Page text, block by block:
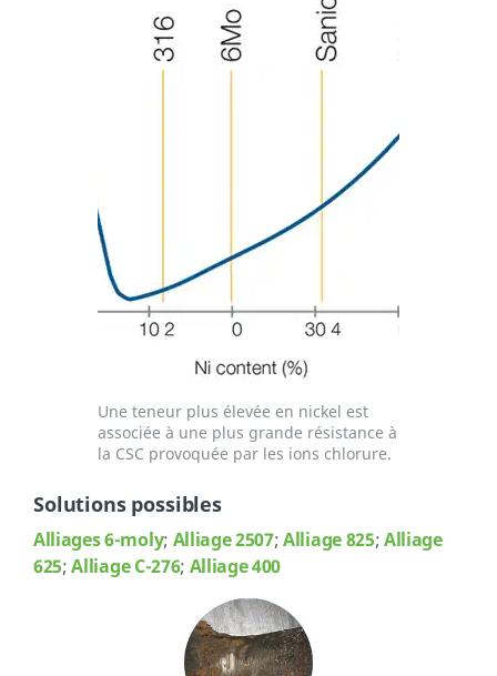
Une teneur plus élevée en nickel est
associée à une plus grande résistance à
la CSC provoquée par les ions chlorure.
Solutions possibles
Alliages 6-moly; Alliage 2507;Alliage 825;Alliage
625;Alliage C-276; Alliage 400